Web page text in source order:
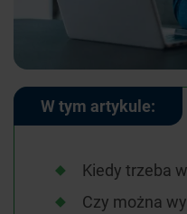
W tym artykule:
Kiedy trzeba
Czy można